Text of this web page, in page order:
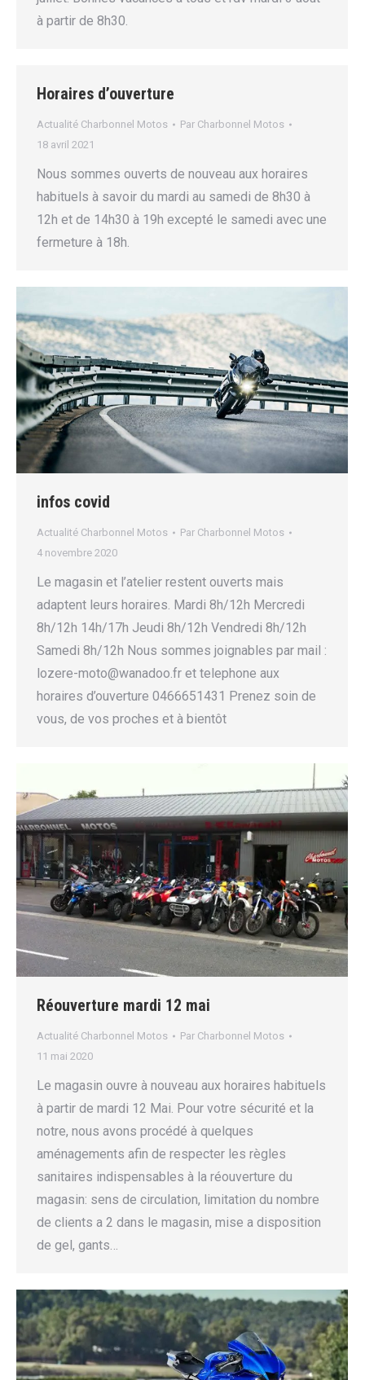
à partir de 8h30.
Horaires d’ouverture
Actualité Charbonnel Motos Par Charbonnel Motos
18 avril 2021
Nous sommes ouverts de nouveau aux horaires
habituels à savoir du mardi au samedi de 8h30 à
12h et de 14h30 à 19h excepté le samedi avec une
fermeture à 18h.
infos covid
Actualité Charbonnel Motos Par Charbonnel Motos
4 novembre 2020
Le magasin et l’atelier restent ouverts mais
adaptent leurs horaires. Mardi 8h/12h Mercredi
8h/12h 14h/17h Jeudi 8h/12h Vendredi 8h/12h
Samedi 8h/12h Nous sommes joignables par mail :
lozere-moto@wanadoo.fr et telephone aux
horaires d’ouverture 0466651431 Prenez soin de
vous, de vos proches et à bientôt
Réouverture mardi 12 mai
Actualité Charbonnel Motos Par Charbonnel Motos
11 mai 2020
Le magasin ouvre à nouveau aux horaires habituels
à partir de mardi 12 Mai. Pour votre sécurité et la
notre, nous avons procédé à quelques
aménagements afin de respecter les règles
sanitaires indispensables à la réouverture du
magasin: sens de circulation, limitation du nombre
de clients a 2 dans le magasin, mise a disposition
de gel, gants…